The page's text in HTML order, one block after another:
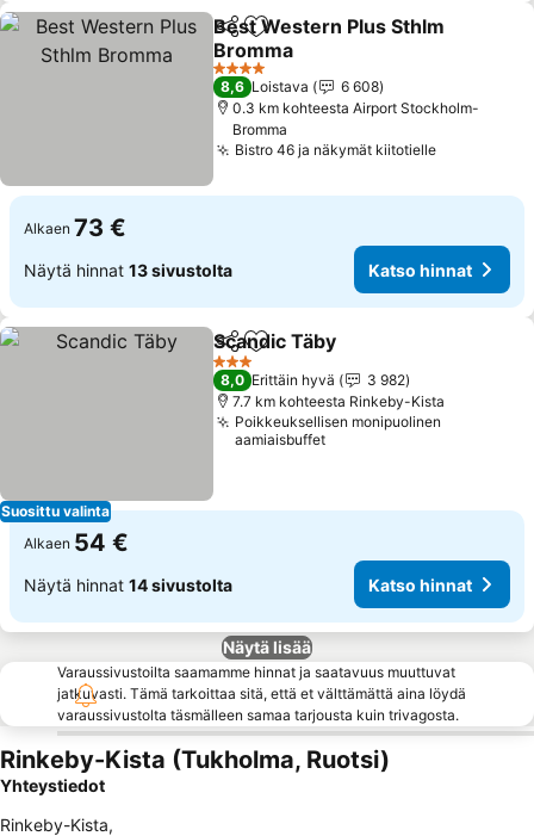
Jaa Lisää suosikkeihin
Best Western Plus Sthlm
Bromma
4 Tähtiluokitus
8,6 Loistava
6 608
0.3 km kohteesta Airport Stockholm-
Bromma
Bistro 46 ja näkymät kiitotielle
Alkaen 73 €
Näytä hinnat 13 sivustolta Katso hinnat
Suosittu valinta
Jaa Lisää suosikkeihin
Scandic Täby
3 Tähtiluokitus
8,0 Erittäin hyvä
3 982
7.7 km kohteesta Rinkeby-Kista
Poikkeuksellisen monipuolinen
aamiaisbuffet
Alkaen 54 €
Näytä hinnat 14 sivustolta Katso hinnat
Näytä lisää
Varaussivustoilta saamamme hinnat ja saatavuus muuttuvat
jatkuvasti. Tämä tarkoittaa sitä, että et välttämättä aina löydä
varaussivustolta täsmälleen samaa tarjousta kuin trivagosta.
Rinkeby-Kista (Tukholma, Ruotsi)
Yhteystiedot
Rinkeby-Kista,